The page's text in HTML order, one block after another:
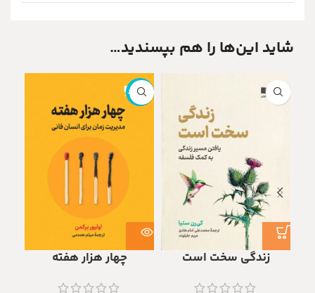
شاید این‌ها را هم بپسندید
زندگی سخت است
ناموجود
چهار هزار هفته